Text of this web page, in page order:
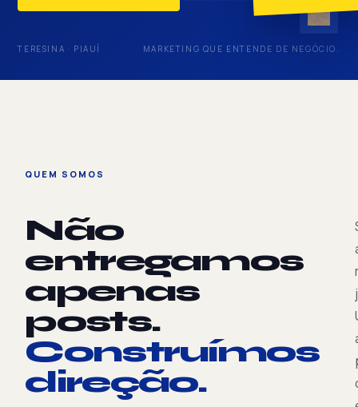
TERESINA · PIAUÍ MARKETING QUE ENTENDE DE NEGÓCIO.
QUEM SOMOS
Não
entregamos
apenas
posts.
Construímos
direção.